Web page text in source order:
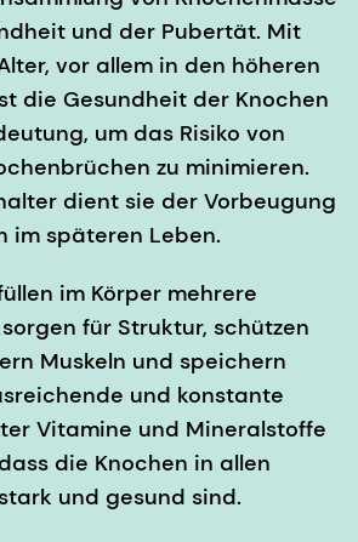
und der Pubertät. Mit
vor allem in den höheren
die Gesundheit der Knochen
um das Risiko von
zu minimieren.
dient sie der Vorbeugung
im späteren Leben.
im Körper mehrere
für Struktur, schützen
Muskeln und speichern
und konstante
Vitamine und Mineralstoffe
die Knochen in allen
und gesund sind.